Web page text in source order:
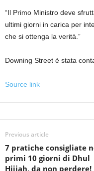
“Il Primo Ministro deve
ultimi giorni in carica per
che si ottenga la verità.”
Downing Street è stata
Source link
Previous article
7 pratiche consigliate
primi 10 giorni di Dhul
Hijjah, da non perdere!